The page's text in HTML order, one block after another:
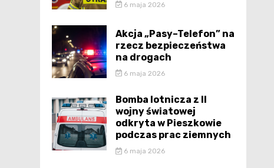
6 maja 2026
Akcja „Pasy–Telefon” na
rzecz bezpieczeństwa
na drogach
6 maja 2026
Bomba lotnicza z II
wojny światowej
odkryta w Pieszkowie
podczas prac ziemnych
6 maja 2026